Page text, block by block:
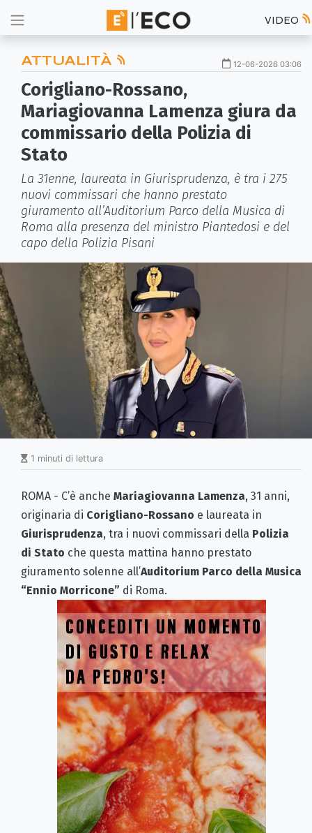
VIDEO
ATTUALITÀ 12-06-2026 03:06
Corigliano-Rossano,
Mariagiovanna Lamenza giura da
commissario della Polizia di
Stato
La 31enne, laureata in Giurisprudenza, è tra i 275
nuovi commissari che hanno prestato
giuramento all’Auditorium Parco della Musica di
Roma alla presenza del ministro Piantedosi e del
capo della Polizia Pisani
1 minuti di lettura
ROMA - C’è anche Mariagiovanna Lamenza, 31 anni,
originaria di Corigliano-Rossano e laureata in
Giurisprudenza, tra i nuovi commissari della Polizia
di Stato che questa mattina hanno prestato
giuramento solenne all’Auditorium Parco della Musica
“Ennio Morricone” di Roma.